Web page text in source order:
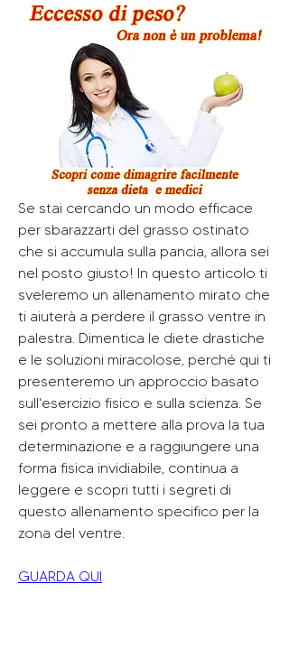
Se stai cercando un modo efficace
per sbarazzarti del grasso ostinato
che si accumula sulla pancia, allora sei
nel posto giusto! In questo articolo ti
sveleremo un allenamento mirato che
ti aiuterà a perdere il grasso ventre in
palestra. Dimentica le diete drastiche
e le soluzioni miracolose, perché qui ti
presenteremo un approccio basato
sull'esercizio fisico e sulla scienza. Se
sei pronto a mettere alla prova la tua
determinazione e a raggiungere una
forma fisica invidiabile, continua a
leggere e scopri tutti i segreti di
questo allenamento specifico per la
zona del ventre.
GUARDA QUI